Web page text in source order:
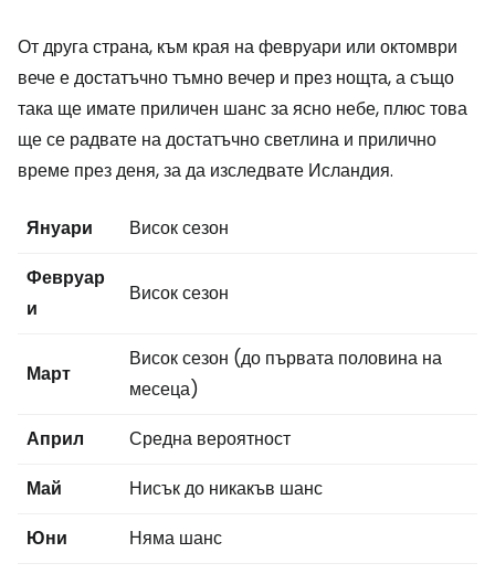
От друга страна, към края на февруари или октомври
вече е достатъчно тъмно вечер и през нощта, а също
така ще имате приличен шанс за ясно небе, плюс това
ще се радвате на достатъчно светлина и прилично
време през деня, за да изследвате Исландия.
Януари
Висок сезон
Февруар
и
Висок сезон
Март
Висок сезон (до първата половина на
месеца)
Април
Средна вероятност
Май
Нисък до никакъв шанс
Юни
Няма шанс